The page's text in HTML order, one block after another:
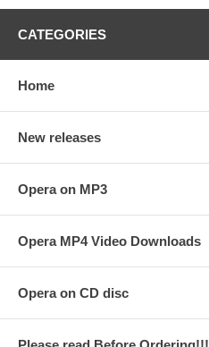
CATEGORIES
Home
New releases
Opera on MP3
Opera MP4 Video Downloads
Opera on CD disc